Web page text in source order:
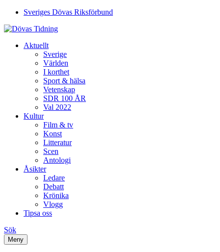
Sveriges Dövas Riksförbund
Aktuellt
Sverige
Världen
I korthet
Sport & hälsa
Vetenskap
SDR 100 ÅR
Val 2022
Kultur
Film & tv
Konst
Litteratur
Scen
Antologi
Åsikter
Ledare
Debatt
Krönika
Vlogg
Tipsa oss
Sök
Meny